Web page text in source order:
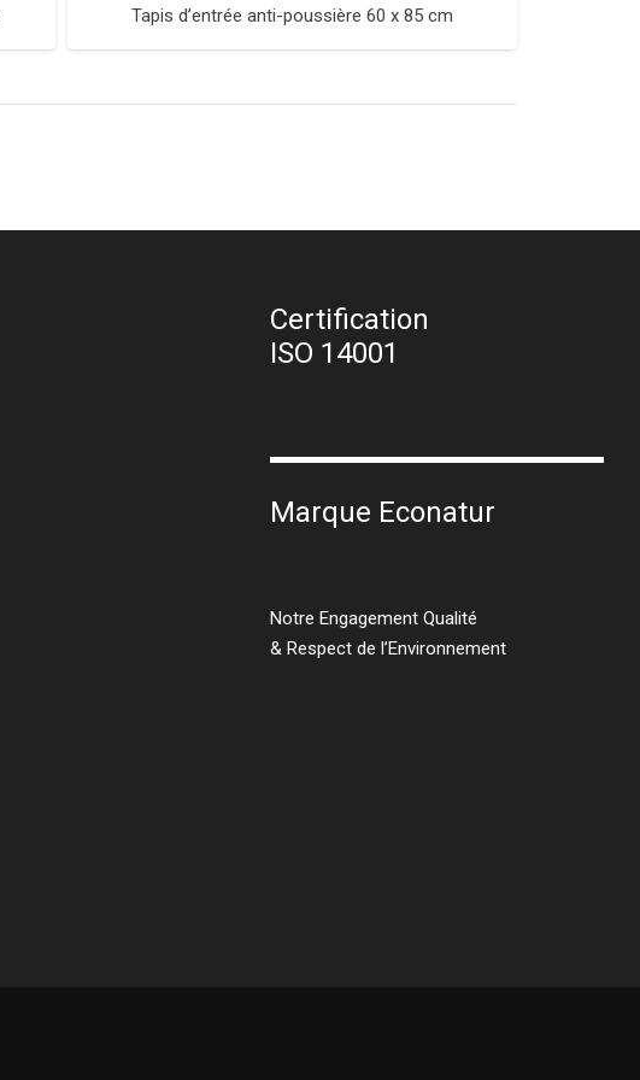
Tapis d’entrée anti-poussière 60 x 85 cm
Certification
ISO 14001
Marque Econatur
Notre Engagement Qualité
& Respect de l’Environnement